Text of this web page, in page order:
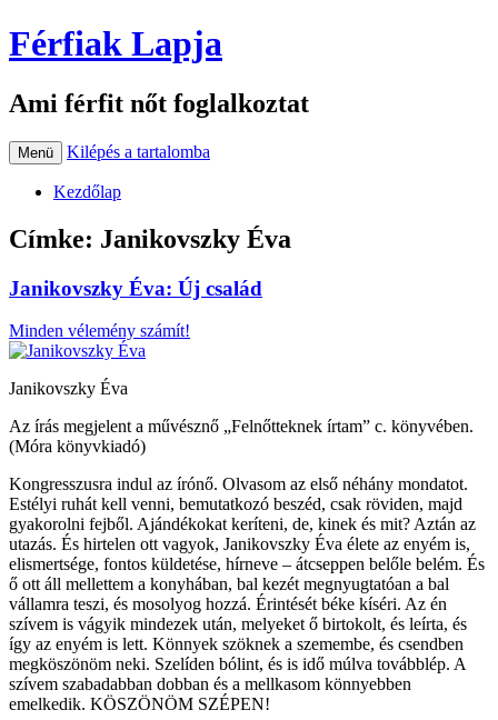
Férfiak Lapja
Ami férfit nőt foglalkoztat
Menü Kilépés a tartalomba
Kezdőlap
Címke: Janikovszky Éva
Janikovszky Éva: Új család
Minden vélemény számít!
Janikovszky Éva
Az írás megjelent a művésznő „Felnőtteknek írtam” c. könyvében.
(Móra könyvkiadó)
Kongresszusra indul az írónő. Olvasom az első néhány mondatot.
Estélyi ruhát kell venni, bemutatkozó beszéd, csak röviden, majd
gyakorolni fejből. Ajándékokat keríteni, de, kinek és mit? Aztán az
utazás. És hirtelen ott vagyok, Janikovszky Éva élete az enyém is,
elismertsége, fontos küldetése, hírneve – átcseppen belőle belém. És
ő ott áll mellettem a konyhában, bal kezét megnyugtatóan a bal
vállamra teszi, és mosolyog hozzá. Érintését béke kíséri. Az én
szívem is vágyik mindezek után, melyeket ő birtokolt, és leírta, és
így az enyém is lett. Könnyek szöknek a szemembe, és csendben
megköszönöm neki. Szelíden bólint, és is idő múlva továbblép. A
szívem szabadabban dobban és a mellkasom könnyebben
emelkedik. KÖSZÖNÖM SZÉPEN!